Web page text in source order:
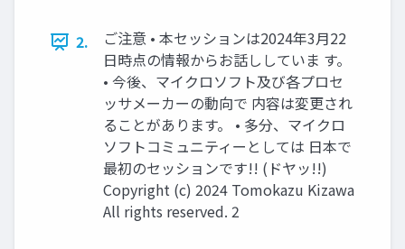
2.
ご注意 • 本セッションは2024年3月22
日時点の情報からお話ししていま す。
• 今後、マイクロソフト及び各プロセ
ッサメーカーの動向で 内容は変更され
ることがあります。 • 多分、マイクロ
ソフトコミュニティーとしては 日本で
最初のセッションです!! (ドヤッ!!)
Copyright (c) 2024 Tomokazu Kizawa
All rights reserved. 2